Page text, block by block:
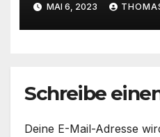
MAI 6, 2023
Schreibe
Deine E-Mail-Adresse